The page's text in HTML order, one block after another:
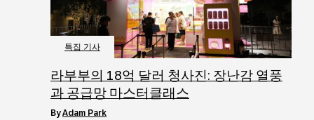
특집 기사
라부부의 18억 달러 청사진: 장난감 열풍
과 공급망 마스터클래스
byAdam Park